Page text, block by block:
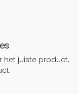
het juiste product,